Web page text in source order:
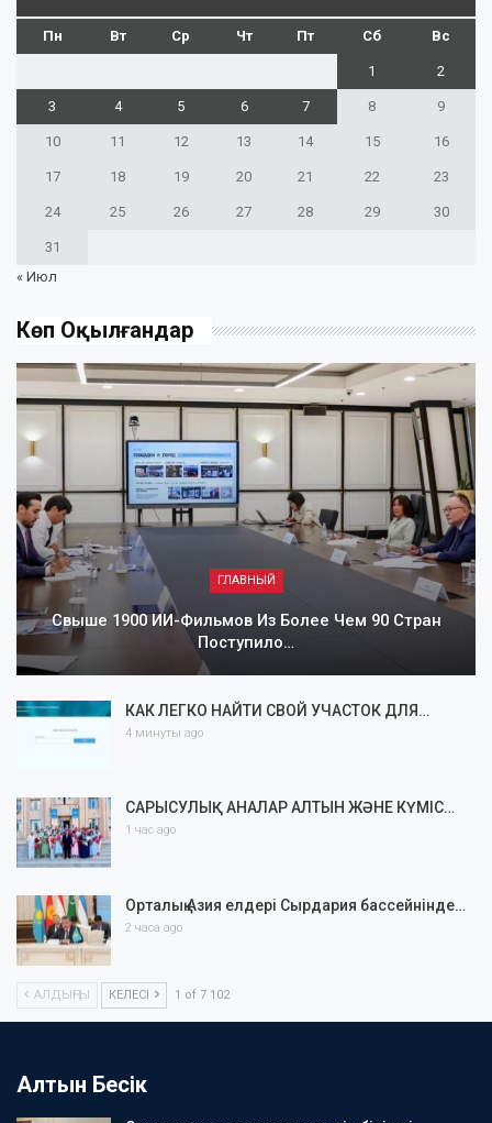
Пн Вт Ср Чт Пт Сб Вс
1 2
3 4 5 6 7 8 9
10 11 12 13 14 15 16
17 18 19 20 21 22 23
24 25 26 27 28 29 30
31
« Июл
Көп Оқылғандар
ГЛАВНЫЙ
Свыше 1900 ИИ-Фильмов Из Более Чем 90 Стран
Поступило…
КАК ЛЕГКО НАЙТИ СВОЙ УЧАСТОК ДЛЯ…
4 минуты ago
САРЫСУЛЫҚ АНАЛАР АЛТЫН ЖӘНЕ КҮМІС…
1 час ago
Орталық Азия елдері Сырдария бассейнінде…
2 часа ago
АЛДЫҢҒЫ КЕЛЕСІ 1 of 7 102
Алтын Бесік